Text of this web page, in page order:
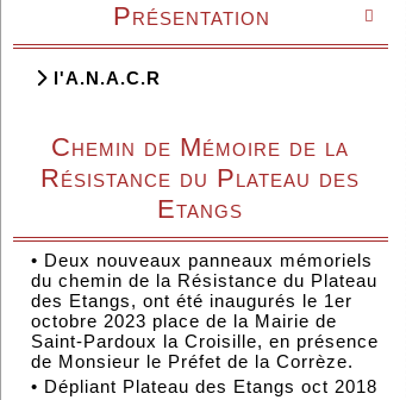

Présentation
l'A.N.A.C.R
Chemin de Mémoire de la
Résistance du Plateau des
Etangs
• Deux nouveaux panneaux mémoriels
du chemin de la Résistance du Plateau
des Etangs, ont été inaugurés le 1er
octobre 2023 place de la Mairie de
Saint-Pardoux la Croisille, en présence
de Monsieur le Préfet de la Corrèze.
• Dépliant Plateau des Etangs oct 2018